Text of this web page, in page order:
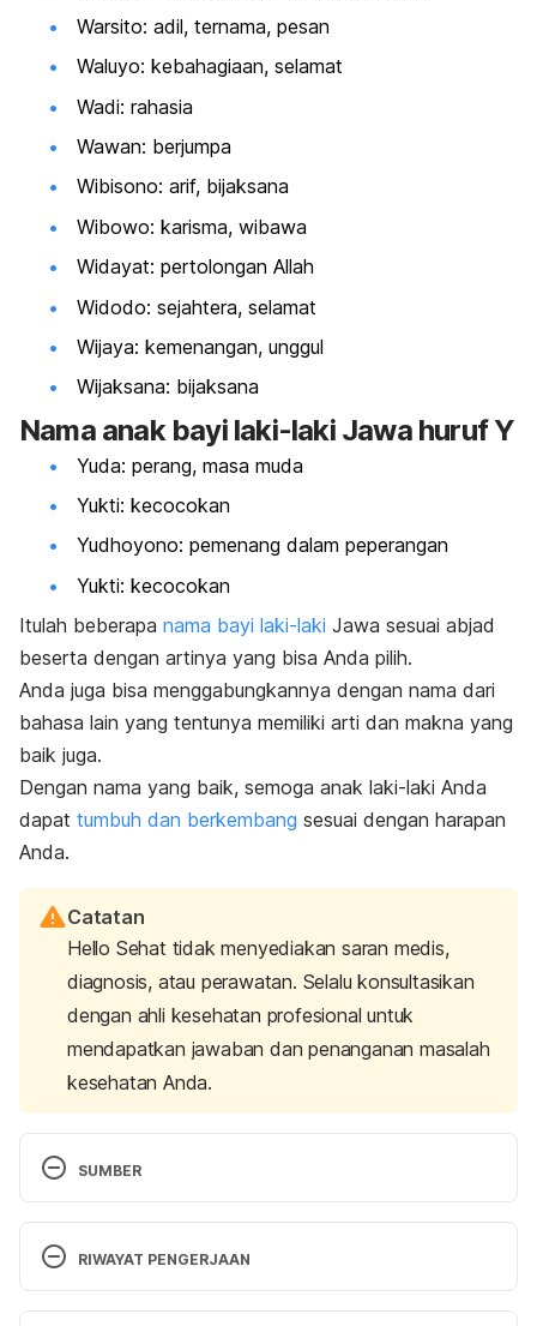
Warsito: adil, ternama, pesan
Waluyo: kebahagiaan, selamat
Wadi: rahasia
Wawan: berjumpa
Wibisono: arif, bijaksana
Wibowo: karisma, wibawa
Widayat: pertolongan Allah
Widodo: sejahtera, selamat
Wijaya: kemenangan, unggul
Wijaksana: bijaksana
Nama anak bayi laki-laki Jawa huruf Y
Yuda: perang, masa muda
Yukti: kecocokan
Yudhoyono: pemenang dalam peperangan
Yukti: kecocokan
Itulah beberapa nama bayi laki-laki Jawa sesuai abjad
beserta dengan artinya yang bisa Anda pilih.
Anda juga bisa menggabungkannya dengan nama dari
bahasa lain yang tentunya memiliki arti dan makna yang
baik juga.
Dengan nama yang baik, semoga anak laki-laki Anda
dapat tumbuh dan berkembang sesuai dengan harapan
Anda.
Catatan
Hello Sehat tidak menyediakan saran medis,
diagnosis, atau perawatan. Selalu konsultasikan
dengan ahli kesehatan profesional untuk
mendapatkan jawaban dan penanganan masalah
kesehatan Anda.
SUMBER
Javanese Baby Names and Meaning for Boys and
https://www.babynamescube.com/javanese-baby-
RIWAYAT PENGERJAAN